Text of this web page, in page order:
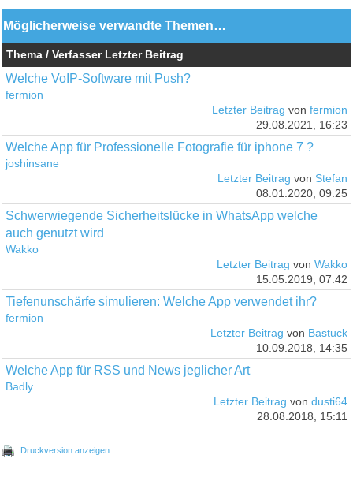
Möglicherweise verwandte Themen…
Thema / Verfasser Letzter Beitrag
Welche VoIP-Software mit Push?
fermion
Letzter Beitrag von fermion
29.08.2021, 16:23
Welche App für Professionelle Fotografie für iphone 7 ?
joshinsane
Letzter Beitrag von Stefan
08.01.2020, 09:25
Schwerwiegende Sicherheitslücke in WhatsApp welche
auch genutzt wird
Wakko
Letzter Beitrag von Wakko
15.05.2019, 07:42
Tiefenunschärfe simulieren: Welche App verwendet ihr?
fermion
Letzter Beitrag von Bastuck
10.09.2018, 14:35
Welche App für RSS und News jeglicher Art
Badly
Letzter Beitrag von dusti64
28.08.2018, 15:11
Druckversion anzeigen